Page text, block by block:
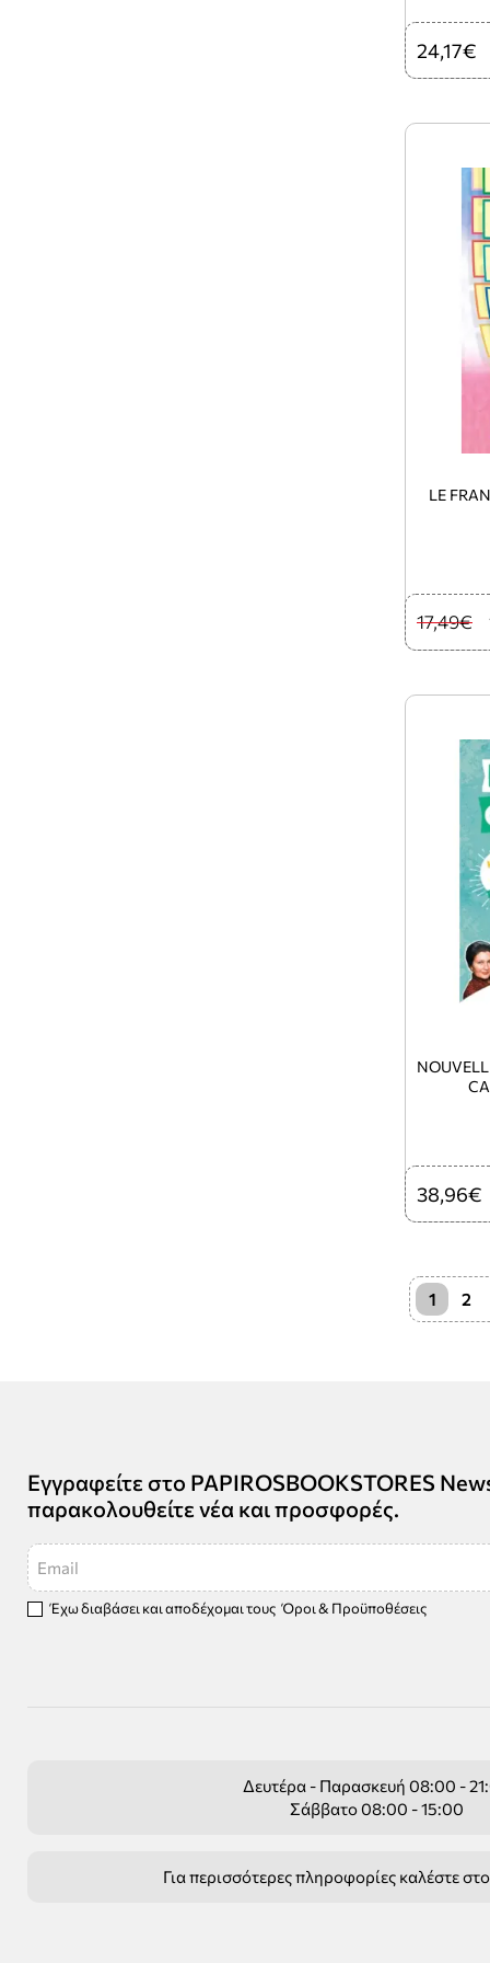
24,17€
LE
17,49€
38,96€
1 2
Εγγραφείτε στο PAPIROSBOOKSTORES
παρακολουθείτε νέα και προσφορές.
Email
Έχω διαβάσει και αποδέχομαι τους Όροι & Προϋποθέσεις
Δευτέρα - Παρασκευή 08:00 -
Σάββατο 08:00 - 15:00
Για περισσότερες πληροφορίες καλέστε